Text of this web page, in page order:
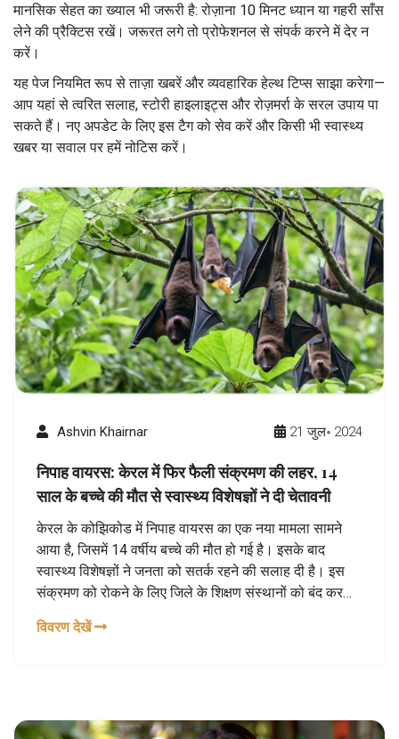
मानसिक सेहत का ख्याल भी जरूरी है: रोज़ाना 10 मिनट ध्यान या गहरी साँस
लेने की प्रैक्टिस रखें। जरूरत लगे तो प्रोफेशनल से संपर्क करने में देर न
करें।
यह पेज नियमित रूप से ताज़ा खबरें और व्यवहारिक हेल्थ टिप्स साझा करेगा—
आप यहां से त्वरित सलाह, स्टोरी हाइलाइट्स और रोज़मर्रा के सरल उपाय पा
सकते हैं। नए अपडेट के लिए इस टैग को सेव करें और किसी भी स्वास्थ्य
खबर या सवाल पर हमें नोटिस करें।
Ashvin Khairnar 21 जुल॰ 2024
निपाह वायरस: केरल में फिर फैली संक्रमण की लहर, 14
साल के बच्चे की मौत से स्वास्थ्य विशेषज्ञों ने दी चेतावनी
केरल के कोझिकोड में निपाह वायरस का एक नया मामला सामने
आया है, जिसमें 14 वर्षीय बच्चे की मौत हो गई है। इसके बाद
स्वास्थ्य विशेषज्ञों ने जनता को सतर्क रहने की सलाह दी है। इस
संक्रमण को रोकने के लिए जिले के शिक्षण संस्थानों को बंद कर
संक्रमित व्यक्तियों या दूषित भोजन के संपर्क से फैल सकता है।
विवरण देखें